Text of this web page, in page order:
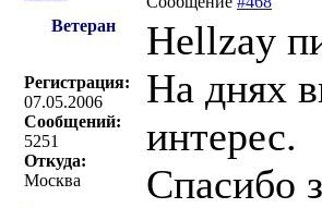
Ветеран
Регистрация:
07.05.2006
Сообщений:
5251
Откуда:
Москва
Hellzay
На днях
интерес.
Спасибо